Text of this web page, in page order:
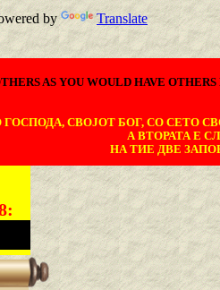
by Translate
AS YOU WOULD HAVE
СВОЈОТ БОГ, СО СЕТО
А ВТОРАТА Е
НА ТИЕ ДВЕ